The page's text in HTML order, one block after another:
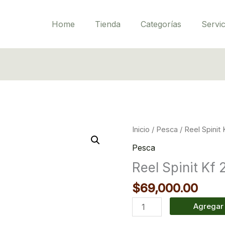
Home Tienda Categorías
Inicio / Pesca / Reel Spinit
Pesca
Reel Spinit Kf
$69,000.00
Reel
Spinit
203
Lh
cantidad
Agregar